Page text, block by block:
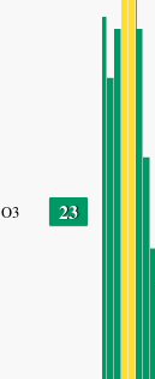
O3 23